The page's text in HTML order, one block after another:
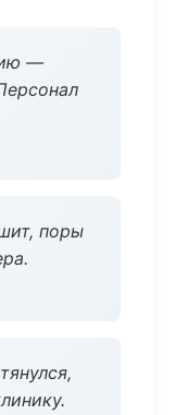
—
поры